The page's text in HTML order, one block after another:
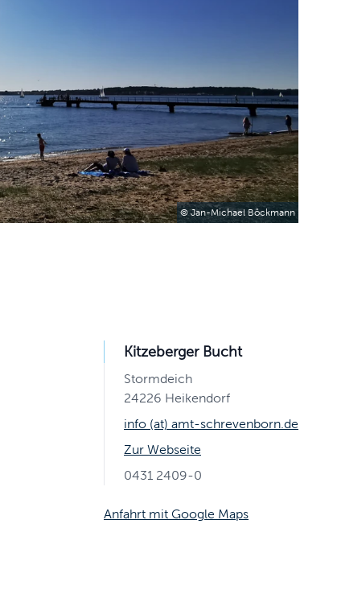
© Jan-Michael Böckmann
Kitzeberger Bucht
Stormdeich
24226 Heikendorf
info (at) amt-schrevenborn.de
Zur Webseite
0431 2409-0
Anfahrt mit Google Maps